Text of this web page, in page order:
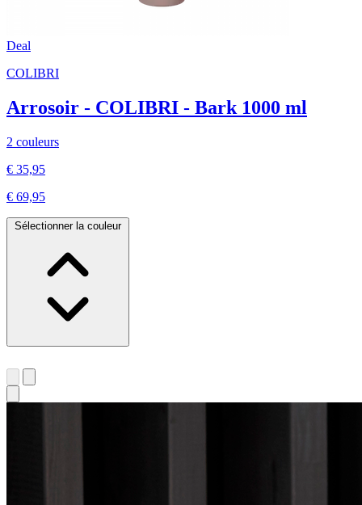
Deal
COLIBRI
Arrosoir - COLIBRI - Bark 1000 ml
2 couleurs
€ 35,95
€ 69,95
Sélectionner la couleur